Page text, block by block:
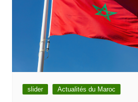
slider Actualités du Maroc